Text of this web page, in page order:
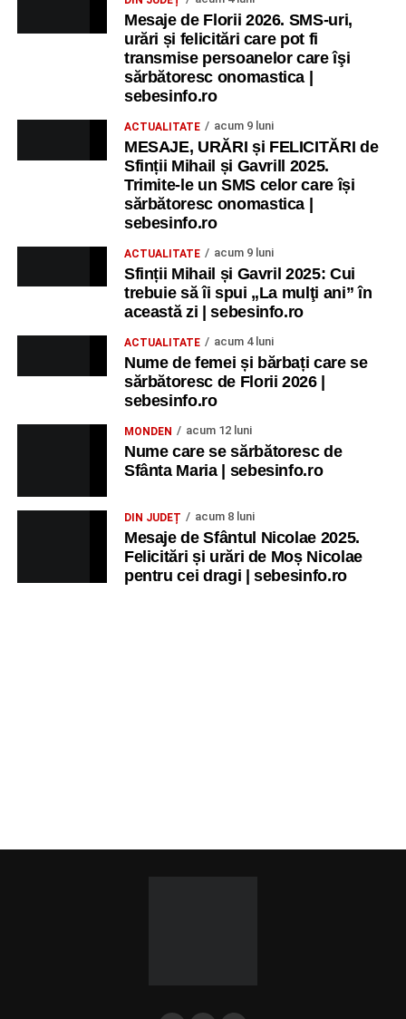
Mesaje de Florii 2026. SMS-uri,
urări și felicitări care pot fi
transmise persoanelor care îşi
sărbătoresc onomastica |
sebesinfo.ro
ACTUALITATE acum 9 luni
MESAJE, URĂRI și FELICITĂRI de
Sfinții Mihail și Gavrill 2025.
Trimite-le un SMS celor care își
sărbătoresc onomastica |
sebesinfo.ro
ACTUALITATE acum 9 luni
Sfinții Mihail și Gavril 2025: Cui
trebuie să îi spui „La mulţi ani” în
această zi | sebesinfo.ro
ACTUALITATE acum 4 luni
Nume de femei și bărbați care se
sărbătoresc de Florii 2026 |
sebesinfo.ro
MONDEN acum 12 luni
Nume care se sărbătoresc de
Sfânta Maria | sebesinfo.ro
DIN JUDEȚ acum 8 luni
Mesaje de Sfântul Nicolae 2025.
Felicitări și urări de Moș Nicolae
pentru cei dragi | sebesinfo.ro